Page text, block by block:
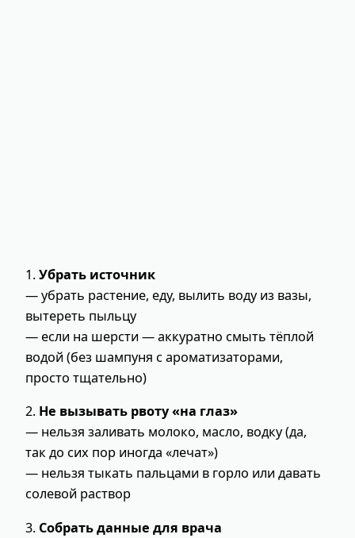
1.Убрать источник
— убрать растение, еду, вылить воду из вазы,
вытереть пыльцу
— если на шерсти — аккуратно смыть тёплой
водой (без шампуня с ароматизаторами,
просто тщательно)
2. Не вызывать рвоту «на глаз»
— нельзя заливать молоко, масло, водку (да,
так до сих пор иногда «лечат»)
— нельзя тыкать пальцами в горло или давать
солевой раствор
3. Собрать данные для врача